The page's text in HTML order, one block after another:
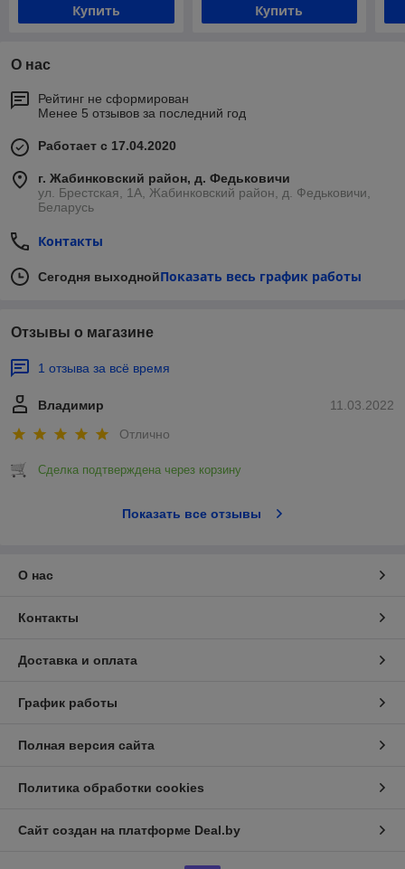
Купить Купить
О нас
Рейтинг не сформирован
Менее 5 отзывов за последний год
Работает с 17.04.2020
г. Жабинковский район, д. Федьковичи
ул. Брестская, 1А, Жабинковский район, д. Федьковичи,
Беларусь
Контакты
Сегодня выходнойПоказать весь график работы
Отзывы о магазине
1 отзыва за всё время
11.03.2022
Владимир
Отлично
Сделка подтверждена через корзину
Показать все отзывы
О нас
Контакты
Доставка и оплата
График работы
Полная версия сайта
Политика обработки cookies
Сайт создан на платформе Deal.by